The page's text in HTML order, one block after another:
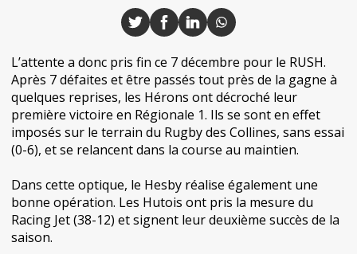
L’attente a donc pris fin ce 7 décembre pour le RUSH.
Après 7 défaites et être passés tout près de la gagne à
quelques reprises, les Hérons ont décroché leur
première victoire en Régionale 1. Ils se sont en effet
imposés sur le terrain du Rugby des Collines, sans essai
(0-6), et se relancent dans la course au maintien.
Dans cette optique, le Hesby réalise également une
bonne opération. Les Hutois ont pris la mesure du
Racing Jet (38-12) et signent leur deuxième succès de la
saison.